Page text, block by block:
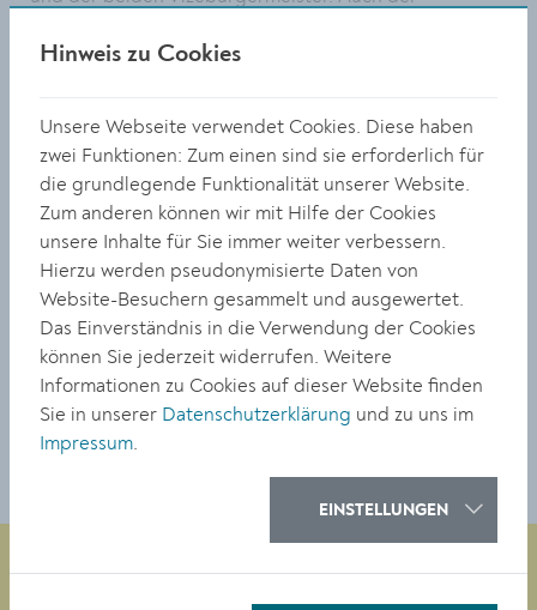
Möglichkeit, die Sitzung via Livestream mitzuverfolgen:
www.krems.at/gemeinderatlive.
Tagesordnung der konstituierenden
Gemeinderatssitzung
TEILEN
Hinweis zu Cookies
Unsere Webseite verwendet Cookies. Diese haben
zwei Funktionen: Zum einen sind sie erforderlich für
die grundlegende Funktionalität unserer Website.
Zum anderen können wir mit Hilfe der Cookies
unsere Inhalte für Sie immer weiter verbessern.
Hierzu werden pseudonymisierte Daten von
Website-Besuchern gesammelt und ausgewertet.
Das Einverständnis in die Verwendung der Cookies
können Sie jederzeit widerrufen. Weitere
Informationen zu Cookies auf dieser Website finden
Sie in unserer Datenschutzerklärung und zu uns im
Impressum.
EINSTELLUNGEN